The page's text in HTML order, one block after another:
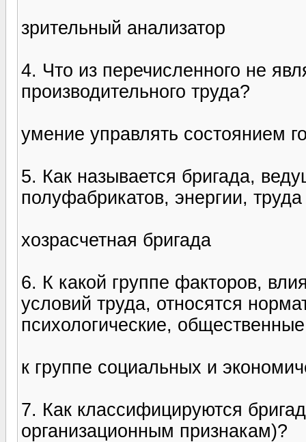
зрительный анализатор
4. Что из перечисленного не
производительного труда?
умение управлять состоянием
5. Как называется бригада,
полуфабрикатов, энергии,
хозрасчетная бригада
6. К какой группе факторов,
условий труда, относятся
психологические,
к группе социальных и
7. Как классифицируются
организационным признакам)?